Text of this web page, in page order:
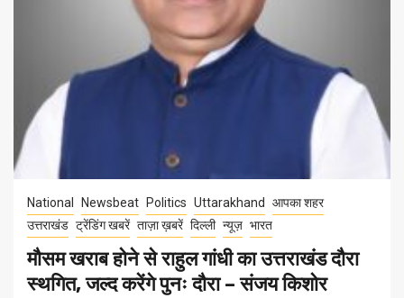
National Newsbeat Politics Uttarakhand
आपका शहर
उत्तराखंड ट्रेंडिंग खबरें ताज़ा ख़बरें दिल्ली न्यूज़ भारत
मौसम खराब होने से राहुल गांधी का उत्तराखंड दौरा
स्थगित, जल्द करेंगे पुनः दौरा – संजय किशोर